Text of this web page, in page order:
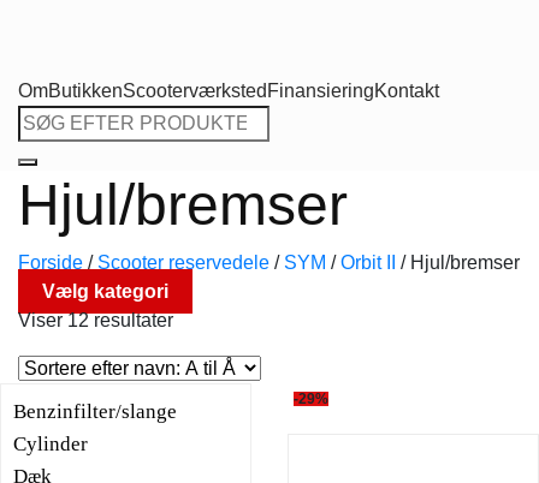
OmButikkenScooterværksted FinansieringKontakt
Søg
efter:
Hjul/bremser
Forside / Scooter reservedele / SYM / Orbit II /Hjul/bremser
Vælg kategori
Viser 12 resultater
Benzinfilter/slange
Cylinder
Dæk
-29%